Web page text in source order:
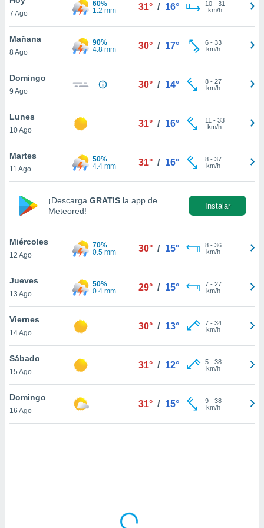
y
en
más
de
cookies
aceptar
de
sitio
de que
sean
para
ni para
7 Ago
60%
1.2 mm
31° / 16° 10- 31
km/h
Mañana
8 Ago
90%
4.8 mm
30° / 17° 6- 33
km/h
Domingo
9 Ago
30° / 14° 8- 27
km/h
Lunes
10 Ago
31° / 16° 11 - 33
km/h
Martes
11 Ago
50%
4.4 mm
31° / 16° 8- 37
km/h
¡Descarga GRATIS la app de
Meteored!
Instalar
Miércoles
12 Ago
70%
0.5 mm
30° / 15° 8- 36
km/h
Jueves
13 Ago
50%
0.4 mm
29° / 15° 7- 27
km/h
Viernes
14 Ago
30° / 13° 7- 34
km/h
Sábado
15 Ago
31° / 12° 5- 38
km/h
Domingo
16 Ago
31° / 15° 9- 38
km/h